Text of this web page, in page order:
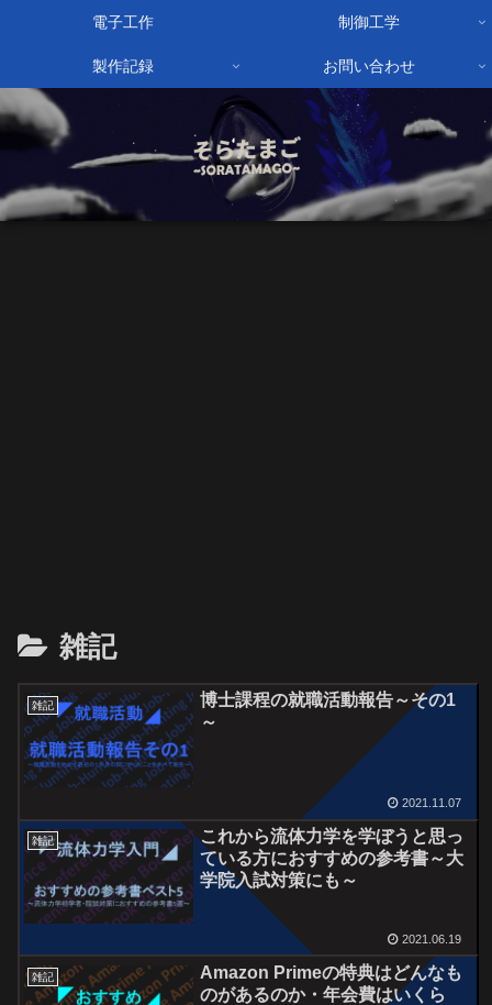
電子工作 制御工学
製作記録 お問い合わせ
雑記
雑記
博士課程の就職活動報告～その1
～
2021.11.07
雑記
これから流体力学を学ぼうと思っ
ている方におすすめの参考書～大
学院入試対策にも～
2021.06.19
雑記
Amazon Primeの特典はどんなも
のがあるのか・年会費はいくら